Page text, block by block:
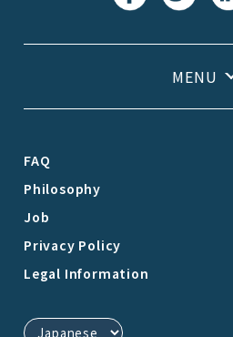
FAQ
Philosophy
Job
Privacy Policy
Legal Information